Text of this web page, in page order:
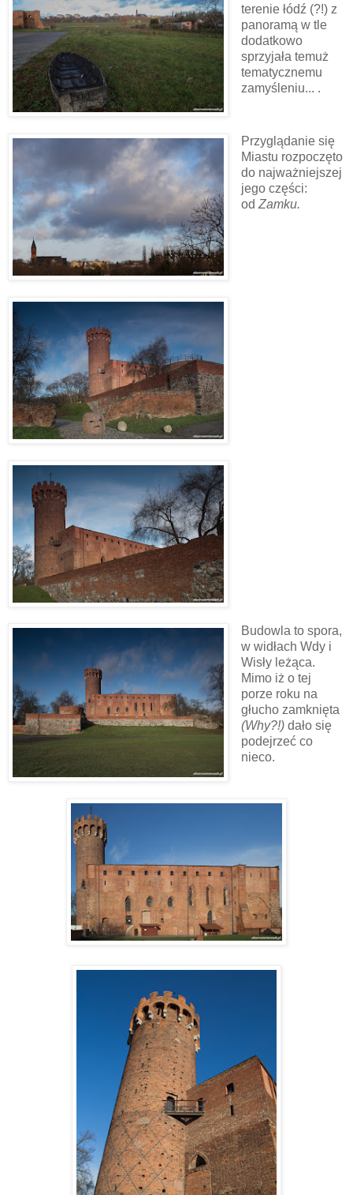
terenie łódź (?!) z
panoramą w tle
dodatkowo
sprzyjała temuż
tematycznemu
zamyśleniu... .
Przyglądanie się
Miastu rozpoczęto
do najważniejszej
jego części:
od Zamku.
Budowla to spora,
w widłach Wdy i
Wisły leżąca.
Mimo iż o tej
porze roku na
głucho zamknięta
(Why?!)dało się
podejrzeć co
nieco.